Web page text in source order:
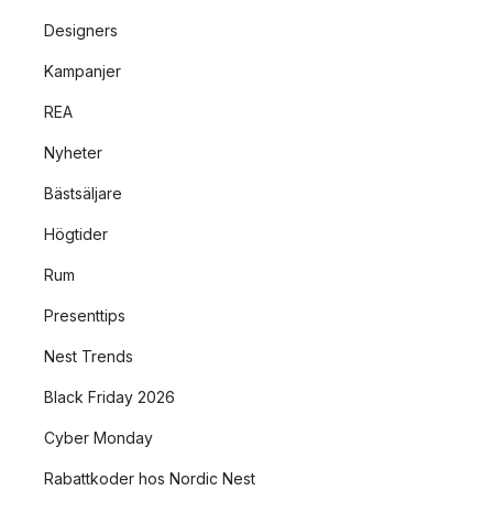
Designers
Kampanjer
REA
Nyheter
Bästsäljare
Högtider
Rum
Presenttips
Nest Trends
Black Friday 2026
Cyber Monday
Rabattkoder hos Nordic Nest